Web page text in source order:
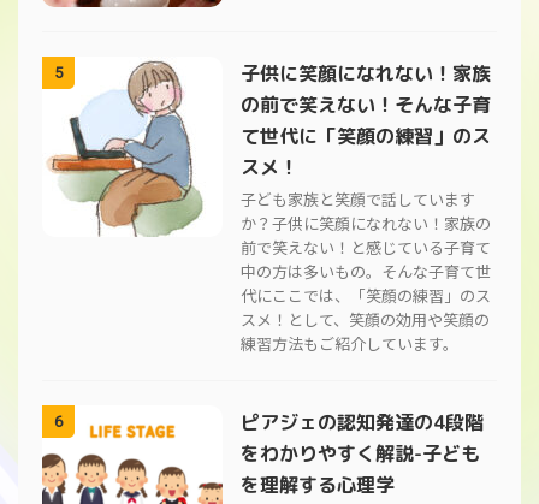
5
子供に笑顔になれない！家族
の前で笑えない！そんな子育
て世代に「笑顔の練習」のス
スメ！
子ども家族と笑顔で話しています
か？子供に笑顔になれない！家族の
前で笑えない！と感じている子育て
中の方は多いもの。そんな子育て世
代にここでは、「笑顔の練習」のス
スメ！として、笑顔の効用や笑顔の
練習方法もご紹介しています。
6
ピアジェの認知発達の4段階
をわかりやすく解説-子ども
を理解する心理学